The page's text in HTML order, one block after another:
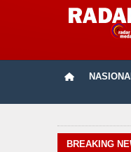
BREAKING